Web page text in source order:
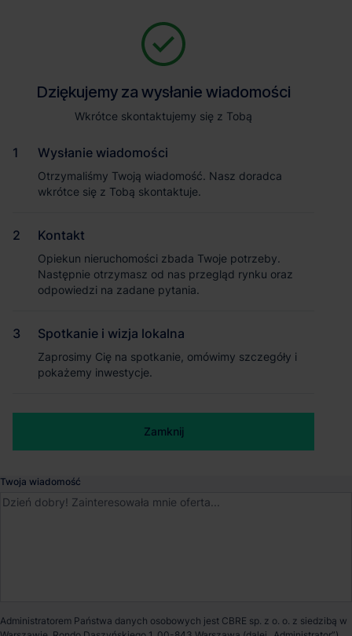
Magazyn SEGRO Logistics Park
Warsaw Pruszków
Powierzchnia parku 69 100 m²
Pruszków, usytuowany przy węźle Pruszków autostrady A2,
Dziękujemy za wysłanie wiadomości
Wkrótce skontaktujemy się z Tobą
Wysłanie wiadomości
Otrzymaliśmy Twoją wiadomość. Nasz doradca
wkrótce się z Tobą skontaktuje.
Kontakt
Opiekun nieruchomości zbada Twoje potrzeby.
Następnie otrzymasz od nas przegląd rynku oraz
odpowiedzi na zadane pytania.
Spotkanie i wizja lokalna
Zaprosimy Cię na spotkanie, omówimy szczegóły i
pokażemy inwestycje.
Zamknij
Jesteśmy tu, żeby Ci pomóc. Niezależnie od tego, na jakim etapie
pomożemy Ci wybrać najlepszą ofertę. Napisz do nas!
Imię i nazwisko
Nazwa firmy
Email służbowy
Twoja wiadomość
Administratorem Państwa danych osobowych jest CBRE sp. z o. o. z siedzibą w
Dziękujemy za wysłanie wiadomości
Wkrótce skontaktujemy się z Tobą
Wysłanie wiadomości
Otrzymaliśmy Twoją wiadomość. Nasz doradca
wkrótce się z Tobą skontaktuje.
Kontakt
Opiekun nieruchomości zbada Twoje potrzeby.
Następnie otrzymasz od nas przegląd rynku oraz
odpowiedzi na zadane pytania.
Spotkanie i wizja lokalna
Zaprosimy Cię na spotkanie, omówimy szczegóły i
pokażemy inwestycje.
Zamknij